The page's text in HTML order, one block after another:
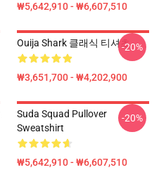
₩5,642,910 - ₩6,607,510
Ouija Shark 클래식 티셔츠
₩3,651,700 - ₩4,202,900
-20%
Suda Squad Pullover
Sweatshirt
₩5,642,910 - ₩6,607,510
-20%